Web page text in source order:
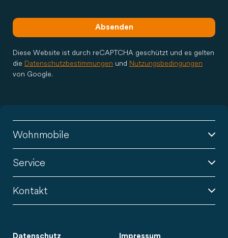
Absenden
Diese Website ist durch reCAPTCHA geschützt und es gelten
die Datenschutzbestimmungen und Nutzungsbedingungen
von Google.
Wohnmobile
Service
Kontakt
Datenschutz Impressum